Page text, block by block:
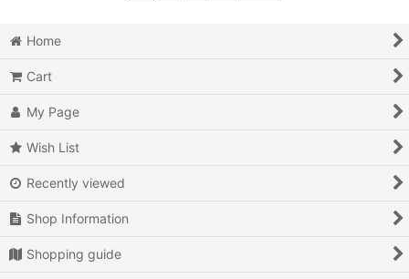
Home
Cart
My Page
Wish List
Recently viewed
Shop Information
Shopping guide